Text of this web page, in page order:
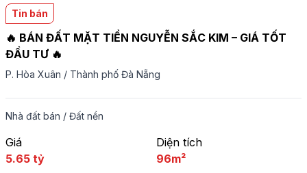
Tin bán
🔥 BÁN ĐẤT MẶT TIỀN NGUYỄN SẮC KIM – GIÁ TỐT
ĐẦU TƯ 🔥
P. Hòa Xuân / Thành phố Đà Nẵng
Nhà đất bán / Đất nền
Giá
5.65 tỷ
Diện tích
96m²